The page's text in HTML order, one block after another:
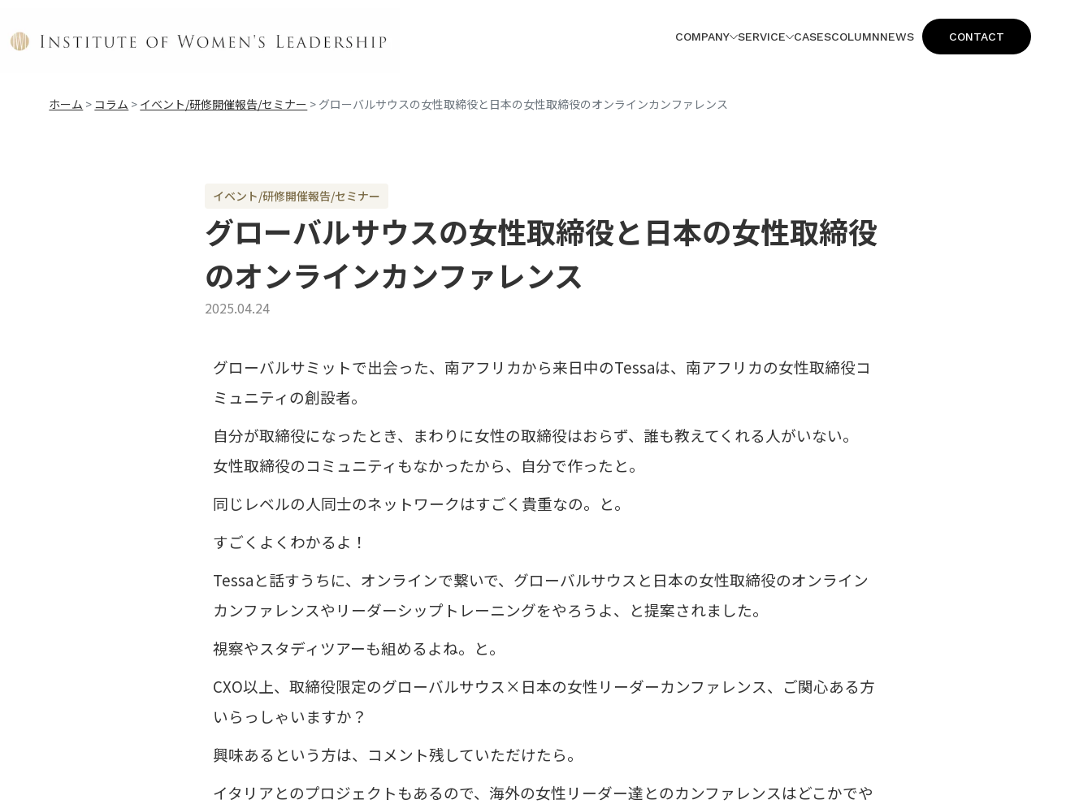
COMPANY SERVICE CASESCOLUMNNEWS CONTACT
ホーム > コラム > イベント/研修開催報告/セミナー > グローバルサウスの女性取締役と日本の女性取締役のオンラインカンファレンス
イベント/研修開催報告/セミナー
グローバルサウスの女性取締役と日本の女性取締役
のオンラインカンファレンス
2025.04.24
グローバルサミットで出会った、南アフリカから来日中のTessaは、南アフリカの女性取締役コ
ミュニティの創設者。
自分が取締役になったとき、まわりに女性の取締役はおらず、誰も教えてくれる人がいない。
女性取締役のコミュニティもなかったから、自分で作ったと。
同じレベルの人同士のネットワークはすごく貴重なの。と。
すごくよくわかるよ！
Tessaと話すうちに、オンラインで繋いで、グローバルサウスと日本の女性取締役のオンライン
カンファレンスやリーダーシップトレーニングをやろうよ、と提案されました。
視察やスタディツアーも組めるよね。と。
CXO以上、取締役限定のグローバルサウス×日本の女性リーダーカンファレンス、ご関心ある方
いらっしゃいますか？
興味あるという方は、コメント残していただけたら。
イタリアとのプロジェクトもあるので、海外の女性リーダー達とのカンファレンスはどこかでや